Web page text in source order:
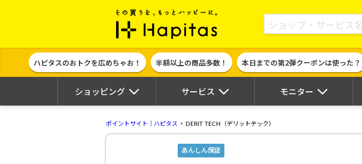
ポイント貯めて現金やギフト券に交換でき
ハピタスのおトクを広めちゃお！ 半額以上の商品多数！ 本日までの第2弾クーポンは使った？
ショッピング サービス モニター
ポイントサイト｜ハピタス DERIT TECH（デリットテック）
あんしん保証